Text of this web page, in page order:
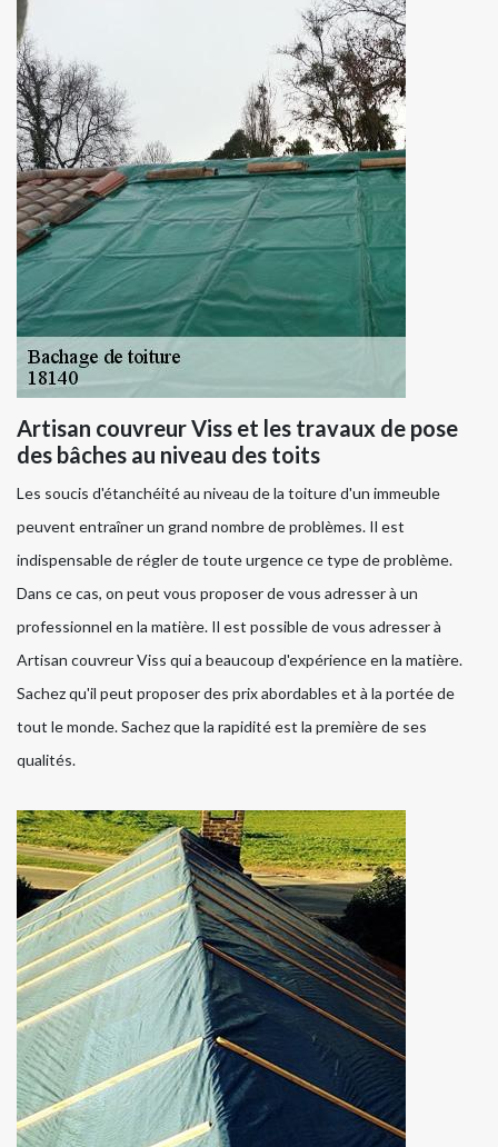
Artisan couvreur Viss et les travaux de pose
des bâches au niveau des toits
Les soucis d'étanchéité au niveau de la toiture d'un immeuble
peuvent entraîner un grand nombre de problèmes. Il est
indispensable de régler de toute urgence ce type de problème.
Dans ce cas, on peut vous proposer de vous adresser à un
professionnel en la matière. Il est possible de vous adresser à
Artisan couvreur Viss qui a beaucoup d'expérience en la matière.
Sachez qu'il peut proposer des prix abordables et à la portée de
tout le monde. Sachez que la rapidité est la première de ses
qualités.